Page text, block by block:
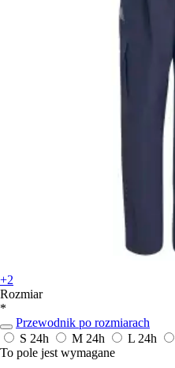
+2
Rozmiar
*
Przewodnik po rozmiarach
S 24h M 24h L 24h
To pole jest wymagane